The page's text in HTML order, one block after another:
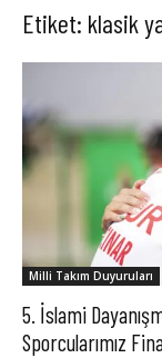
Etiket: klasik
Milli Takım Duyuruları
5. İslami
Sporcularımız